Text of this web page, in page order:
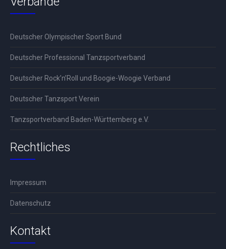
Deutscher Olympischer Sport Bund
Deutscher Professional Tanzsportverband
Deutscher Rock’n’Roll und Boogie-Woogie Verband
Deutscher Tanzsport Verein
Tanzsportverband Baden-Württemberg e.V.
Rechtliches
Impressum
Datenschutz
Kontakt